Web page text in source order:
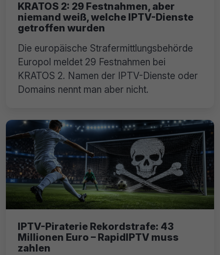
KRATOS 2: 29 Festnahmen, aber
niemand weiß, welche IPTV-Dienste
getroffen wurden
Die europäische Strafermittlungsbehörde
Europol meldet 29 Festnahmen bei
KRATOS 2. Namen der IPTV-Dienste oder
Domains nennt man aber nicht.
IPTV-Piraterie Rekordstrafe: 43
Millionen Euro – RapidIPTV muss
zahlen